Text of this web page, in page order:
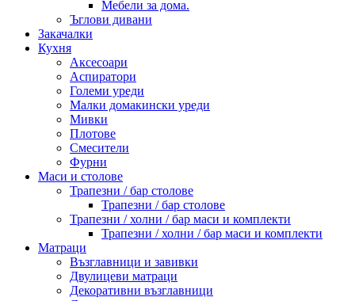
Мебели за дома.
Ъглови дивани
Закачалки
Кухня
Аксесоари
Аспиратори
Големи уреди
Малки домакински уреди
Мивки
Плотове
Смесители
Фурни
Маси и столове
Трапезни / бар столове
Трапезни / бар столове
Трапезни / холни / бар маси и комплекти
Трапезни / холни / бар маси и комплекти
Матраци
Възглавници и завивки
Двулицеви матраци
Декоративни възглавници